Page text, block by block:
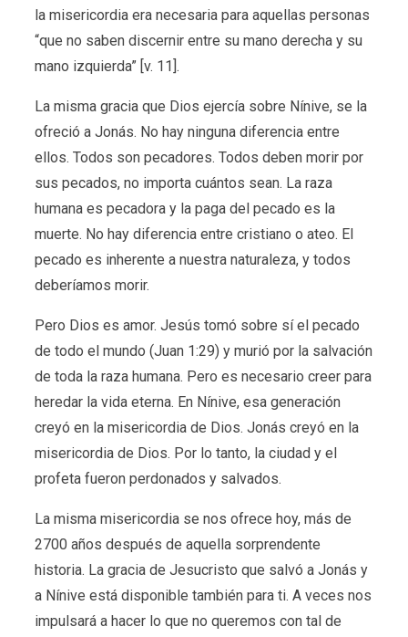
la misericordia era necesaria para aquellas personas
“que no saben discernir entre su mano derecha y su
mano izquierda” [v. 11].
La misma gracia que Dios ejercía sobre Nínive, se la
ofreció a Jonás. No hay ninguna diferencia entre
ellos. Todos son pecadores. Todos deben morir por
sus pecados, no importa cuántos sean. La raza
humana es pecadora y la paga del pecado es la
muerte. No hay diferencia entre cristiano o ateo. El
pecado es inherente a nuestra naturaleza, y todos
deberíamos morir.
Pero Dios es amor. Jesús tomó sobre sí el pecado
de todo el mundo (Juan 1:29) y murió por la salvación
de toda la raza humana. Pero es necesario creer para
heredar la vida eterna. En Nínive, esa generación
creyó en la misericordia de Dios. Jonás creyó en la
misericordia de Dios. Por lo tanto, la ciudad y el
profeta fueron perdonados y salvados.
La misma misericordia se nos ofrece hoy, más de
2700 años después de aquella sorprendente
historia. La gracia de Jesucristo que salvó a Jonás y
a Nínive está disponible también para ti. A veces nos
impulsará a hacer lo que no queremos con tal de